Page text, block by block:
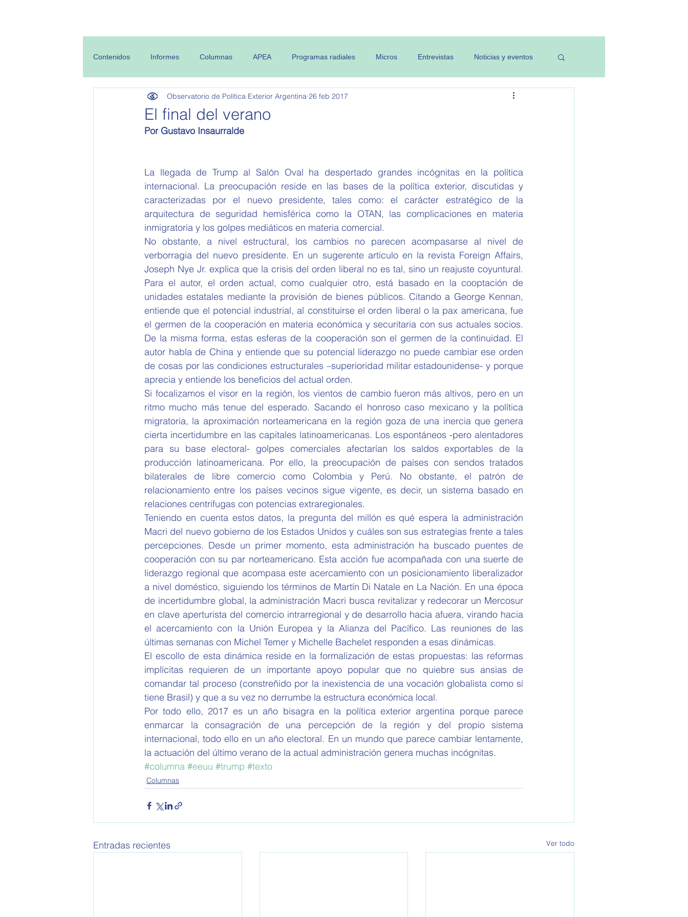
Contenidos Informes Columnas APEA Programas radiales Micros Entrevistas Noticias y eventos
El final del verano
Observatorio de Política Exterior Argentina 26 feb 2017
Por Gustavo Insaurralde
La llegada de Trump al Salón Oval ha despertado grandes incógnitas en la política
internacional. La preocupación reside en las bases de la política exterior, discutidas y
caracterizadas por el nuevo presidente, tales como: el carácter estratégico de la
arquitectura de seguridad hemisférica como la OTAN, las complicaciones en materia
inmigratoria y los golpes mediáticos en materia comercial.
No obstante, a nivel estructural, los cambios no parecen acompasarse al nivel de
verborragia del nuevo presidente. En un sugerente artículo en la revista Foreign Affairs,
Joseph Nye Jr. explica que la crisis del orden liberal no es tal, sino un reajuste coyuntural.
Para el autor, el orden actual, como cualquier otro, está basado en la cooptación de
unidades estatales mediante la provisión de bienes públicos. Citando a George Kennan,
entiende que el potencial industrial, al constituirse el orden liberal o la pax americana, fue
el germen de la cooperación en materia económica y securitaria con sus actuales socios.
De la misma forma, estas esferas de la cooperación son el germen de la continuidad. El
autor habla de China y entiende que su potencial liderazgo no puede cambiar ese orden
de cosas por las condiciones estructurales –superioridad militar estadounidense- y porque
aprecia y entiende los beneficios del actual orden.
Si focalizamos el visor en la región, los vientos de cambio fueron más altivos, pero en un
ritmo mucho más tenue del esperado. Sacando el honroso caso mexicano y la política
migratoria, la aproximación norteamericana en la región goza de una inercia que genera
cierta incertidumbre en las capitales latinoamericanas. Los espontáneos -pero alentadores
para su base electoral- golpes comerciales afectarían los saldos exportables de la
producción latinoamericana. Por ello, la preocupación de países con sendos tratados
bilaterales de libre comercio como Colombia y Perú. No obstante, el patrón de
relacionamiento entre los países vecinos sigue vigente, es decir, un sistema basado en
relaciones centrifugas con potencias extraregionales.
Teniendo en cuenta estos datos, la pregunta del millón es qué espera la administración
Macri del nuevo gobierno de los Estados Unidos y cuáles son sus estrategias frente a tales
percepciones. Desde un primer momento, esta administración ha buscado puentes de
cooperación con su par norteamericano. Esta acción fue acompañada con una suerte de
liderazgo regional que acompasa este acercamiento con un posicionamiento liberalizador
a nivel doméstico, siguiendo los términos de Martín Di Natale en La Nación. En una época
de incertidumbre global, la administración Macri busca revitalizar y redecorar un Mercosur
en clave aperturista del comercio intrarregional y de desarrollo hacia afuera, virando hacia
el acercamiento con la Unión Europea y la Alianza del Pacífico. Las reuniones de las
últimas semanas con Michel Temer y Michelle Bachelet responden a esas dinámicas.
El escollo de esta dinámica reside en la formalización de estas propuestas: las reformas
implícitas requieren de un importante apoyo popular que no quiebre sus ansias de
comandar tal proceso (constreñido por la inexistencia de una vocación globalista como sí
tiene Brasil) y que a su vez no derrumbe la estructura económica local.
Por todo ello, 2017 es un año bisagra en la política exterior argentina porque parece
enmarcar la consagración de una percepción de la región y del propio sistema
internacional, todo ello en un año electoral. En un mundo que parece cambiar lentamente,
la actuación del último verano de la actual administración genera muchas incógnitas.
#columna #eeuu #trump #texto
Columnas
Entradas recientes Ver todo